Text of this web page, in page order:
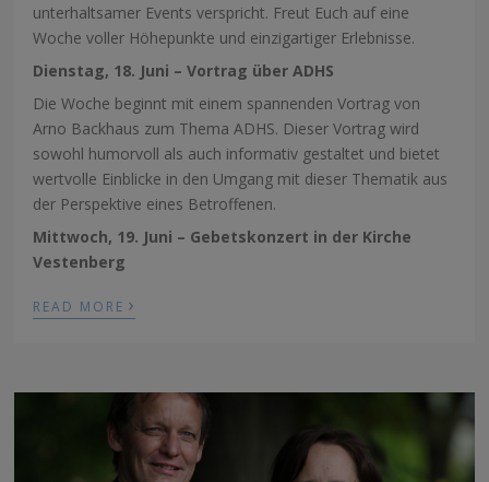
unterhaltsamer Events verspricht. Freut Euch auf eine
Woche voller Höhepunkte und einzigartiger Erlebnisse.
Dienstag, 18. Juni – Vortrag über ADHS
Die Woche beginnt mit einem spannenden Vortrag von
Arno Backhaus zum Thema ADHS. Dieser Vortrag wird
sowohl humorvoll als auch informativ gestaltet und bietet
wertvolle Einblicke in den Umgang mit dieser Thematik aus
der Perspektive eines Betroffenen.
Mittwoch, 19. Juni – Gebetskonzert in der Kirche
Vestenberg
READ MORE ›